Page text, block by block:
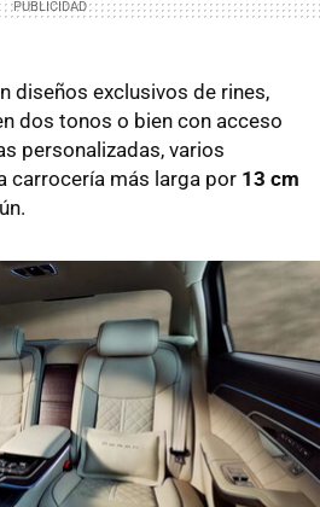
diseños exclusivos de rines,
dos tonos o bien con acceso
personalizadas, varios
carrocería más larga por 13 cm